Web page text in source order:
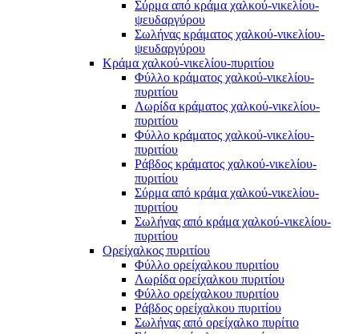
Σύρμα από κράμα χαλκού-νικελίου-
ψευδαργύρου
Σωλήνας κράματος χαλκού-νικελίου-
ψευδαργύρου
Κράμα χαλκού-νικελίου-πυριτίου
Φύλλο κράματος χαλκού-νικελίου-
πυριτίου
Λωρίδα κράματος χαλκού-νικελίου-
πυριτίου
Φύλλο κράματος χαλκού-νικελίου-
πυριτίου
Ράβδος κράματος χαλκού-νικελίου-
πυριτίου
Σύρμα από κράμα χαλκού-νικελίου-
πυριτίου
Σωλήνας από κράμα χαλκού-νικελίου-
πυριτίου
Ορείχαλκος πυριτίου
Φύλλο ορείχαλκου πυριτίου
Λωρίδα ορείχαλκου πυριτίου
Φύλλο ορείχαλκου πυριτίου
Ράβδος ορείχαλκου πυριτίου
Σωλήνας από ορείχαλκο πυρίτιο